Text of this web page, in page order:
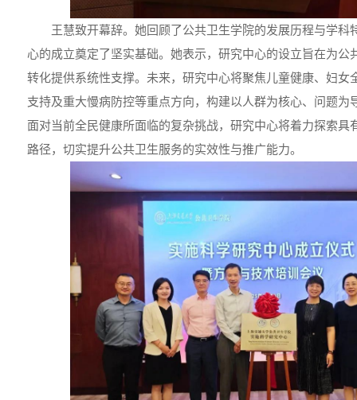
王慧致开幕辞。她回顾了公共卫生学院的发展历程与学科
心的成立奠定了坚实基础。她表示，研究中心的设立旨在为公
转化提供系统性支撑。未来，研究中心将聚焦儿童健康、妇女
支持及重大慢病防控等重点方向，构建以人群为核心、问题为
面对当前全民健康所面临的复杂挑战，研究中心将着力探索具
路径，切实提升公共卫生服务的实效性与推广能力。